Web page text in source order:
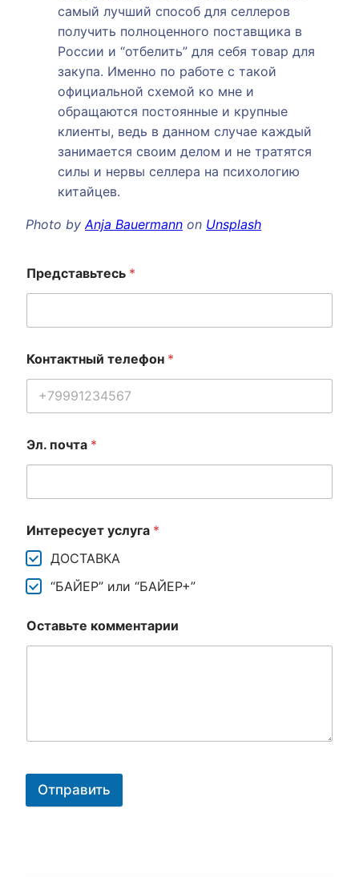
самый лучший способ для селлеров
получить полноценного поставщика в
России и “отбелить” для себя товар для
закупа. Именно по работе с такой
официальной схемой ко мне и
обращаются постоянные и крупные
клиенты, ведь в данном случае каждый
занимается своим делом и не тратятся
силы и нервы селлера на психологию
китайцев.
Photo by Anja Bauermann on Unsplash
Представьтесь *
Контактный телефон *
Эл. почта *
Интересует услуга *
ДОСТАВКА
“БАЙЕР” или “БАЙЕР+”
Оставьте комментарии
Отправить